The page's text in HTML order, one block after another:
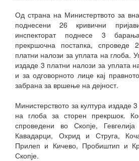
Од страна на Министертвото за
поднесени 26 кривични
инспекторат поднесе 3
прекршочна постапка,
платни налози за уплата на глоба.
издаде 3 платни налози за уплата
и за одговорното лице кај
забрана за вршење на дејност.
Министерството за култура издаде
на глоба за сторен прекршок.
спроведени во Скопје,
Кавадарци, Охрид и Струга,
Прилеп и Кичево, Пробиштип и
Скопје.